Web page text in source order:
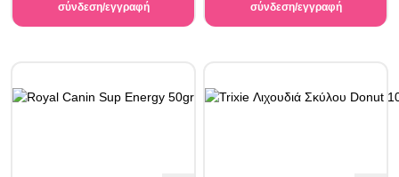
σύνδεση/εγγραφή σύνδεση/εγγραφή